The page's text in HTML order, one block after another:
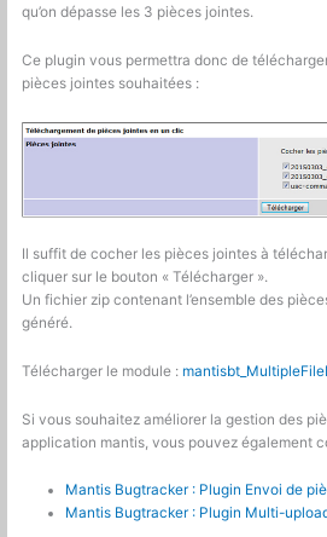
qu’on dépasse les 3 pièces jointes.
Ce plugin vous permettra donc de
pièces jointes souhaitées :
Il suffit de cocher les pièces jointes à
cliquer sur le bouton « Télécharger ».
Un fichier zip contenant l’ensemble des
généré.
Télécharger le module :
Si vous souhaitez améliorer la gestion des
application mantis, vous pouvez également
Mantis Bugtracker : Plugin Envoi de
Mantis Bugtracker : Plugin Multi-